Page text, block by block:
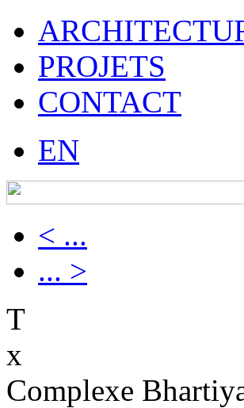
PROJETS
CONTACT
EN
< ...
... >
T
x
Complexe